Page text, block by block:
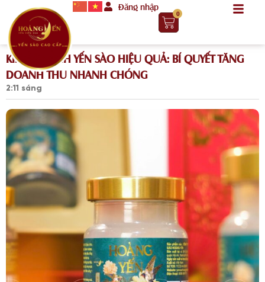
Đăng nhập
0
KINH DOANH YẾN SÀO HIỆU QUẢ: BÍ QUYẾT TĂNG
DOANH THU NHANH CHÓNG
2:11 sáng